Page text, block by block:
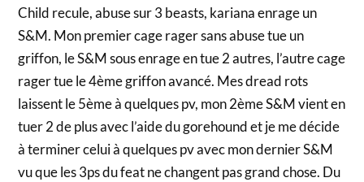
Child recule, abuse sur 3 beasts, kariana enrage un
S&M. Mon premier cage rager sans abuse tue un
griffon, le S&M sous enrage en tue 2 autres, l’autre cage
rager tue le 4ème griffon avancé. Mes dread rots
laissent le 5ème à quelques pv, mon 2ème S&M vient en
tuer 2 de plus avec l’aide du gorehound et je me décide
à terminer celui à quelques pv avec mon dernier S&M
vu que les 3ps du feat ne changent pas grand chose. Du